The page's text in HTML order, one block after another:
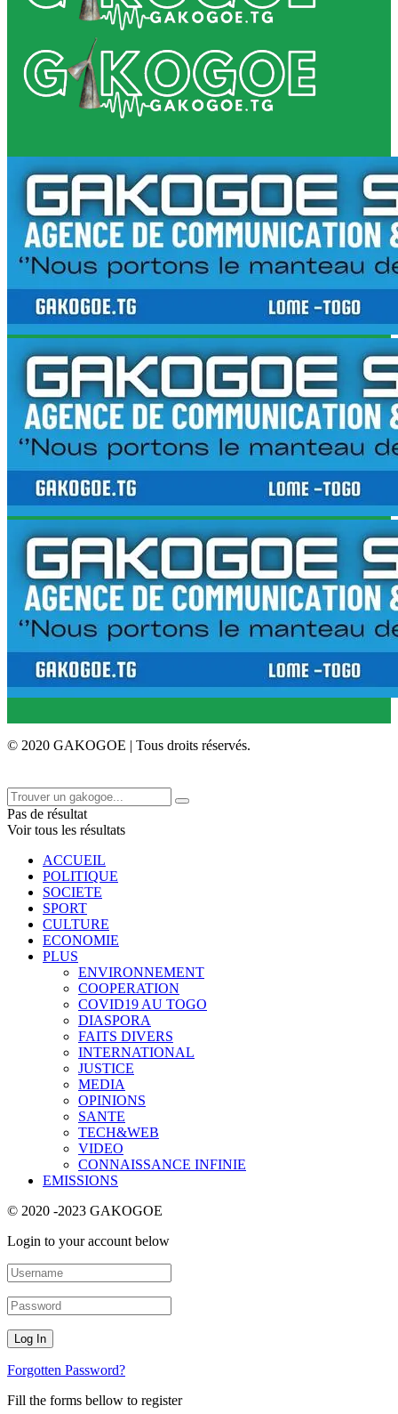
© 2020 GAKOGOE | Tous droits réservés.
Pas de résultat
Voir tous les résultats
ACCUEIL
POLITIQUE
SOCIETE
SPORT
CULTURE
ECONOMIE
PLUS
ENVIRONNEMENT
COOPERATION
COVID19 AU TOGO
DIASPORA
FAITS DIVERS
INTERNATIONAL
JUSTICE
MEDIA
OPINIONS
SANTE
TECH&WEB
VIDEO
CONNAISSANCE INFINIE
EMISSIONS
© 2020 -2023 GAKOGOE
Login to your account below
Forgotten Password?
Fill the forms bellow to register